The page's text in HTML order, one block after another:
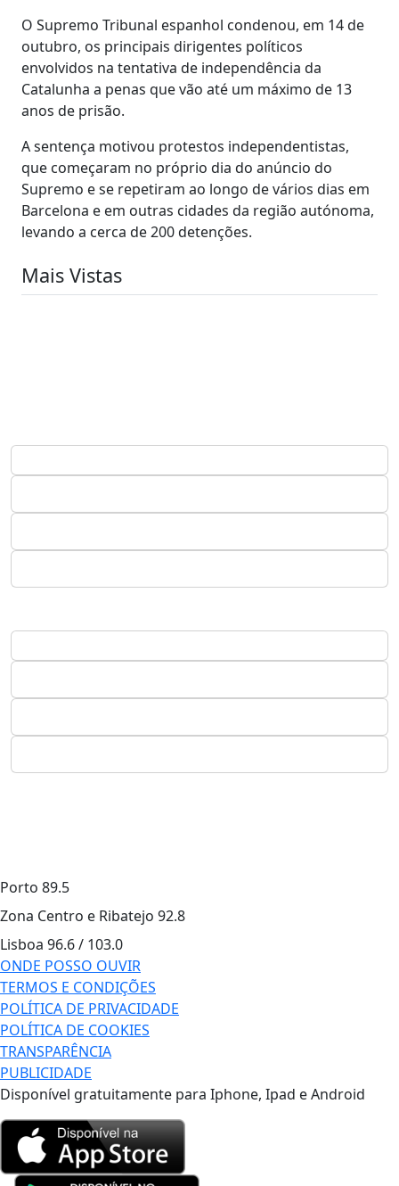
O Supremo Tribunal espanhol condenou, em 14 de
outubro, os principais dirigentes políticos
envolvidos na tentativa de independência da
Catalunha a penas que vão até um máximo de 13
anos de prisão.
A sentença motivou protestos independentistas,
que começaram no próprio dia do anúncio do
Supremo e se repetiram ao longo de vários dias em
Barcelona e em outras cidades da região autónoma,
levando a cerca de 200 detenções.
Mais Vistas
Porto 89.5
Zona Centro e Ribatejo 92.8
Lisboa 96.6 / 103.0
ONDE POSSO OUVIR
TERMOS E CONDIÇÕES
POLÍTICA DE PRIVACIDADE
POLÍTICA DE COOKIES
TRANSPARÊNCIA
PUBLICIDADE
Disponível gratuitamente para Iphone, Ipad e Android